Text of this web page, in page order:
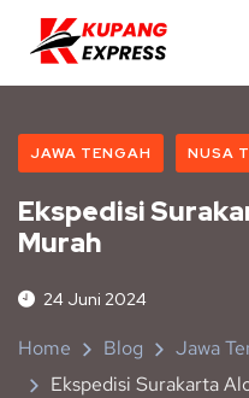
JAWA TENGAH NUSA
Ekspedisi
Murah
24 Juni 2024
Home Blog
Jawa
Ekspedisi Surakarta